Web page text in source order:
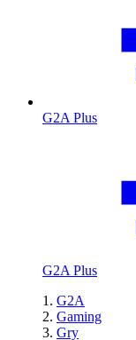
G2A Plus
G2A Plus
G2A
Gaming
Gry